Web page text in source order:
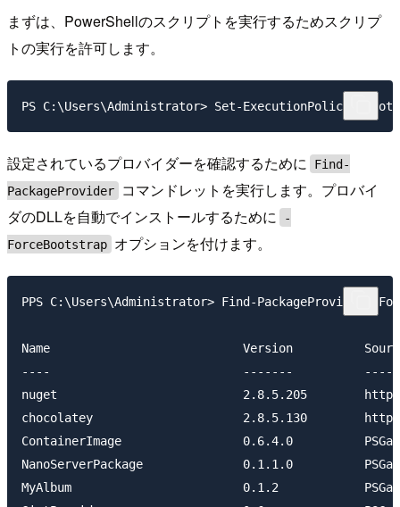
まずは、PowerShellのスクリプトを実行するためスクリプ
トの実行を許可します。
PS C:\Users\Administrator> Set-ExecutionPolicy
設定されているプロバイダーを確認するために
Find-
PackageProvider
コマンドレットを実行します。プロバイ
ダのDLLを自動でインストールするために
-
ForceBootstrap オプションを付けます。
PPS C:\Users\Administrator> Find-PackageProvider -
Name                           Version
----                           -------
nuget                          2.8.5.205        https://
chocolatey                     2.8.5.130        https://
ContainerImage                 0.6.4.0
NanoServerPackage              0.1.1.0
MyAlbum                        0.1.2